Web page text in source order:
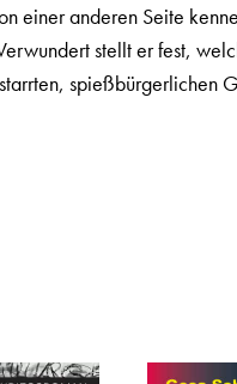
einer anderen Seite
stellt er fest,
spießbürgerlichen